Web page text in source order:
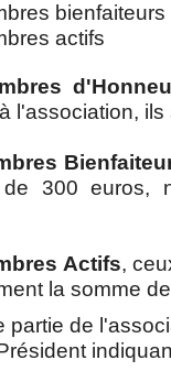
bienfaiteurs
actifs
l'association,
de 300 euros,
Actifs,
la somme
partie de